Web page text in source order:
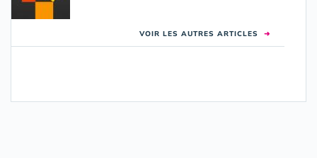
VOIR LES AUTRES ARTICLES ➜